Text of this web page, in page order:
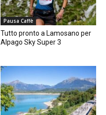
Pausa Caffè
Tutto pronto a Lamosano per
Alpago Sky Super 3